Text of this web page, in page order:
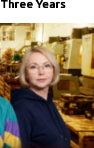
Years